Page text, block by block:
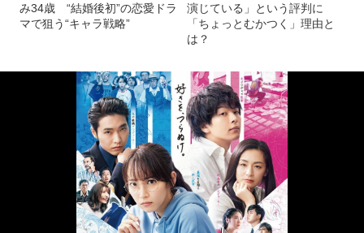
み34歳 “結婚後初”の恋愛ドラ
マで狙う“キャラ戦略”
演じている」という評判に
「ちょっとむかつく」理由と
は？